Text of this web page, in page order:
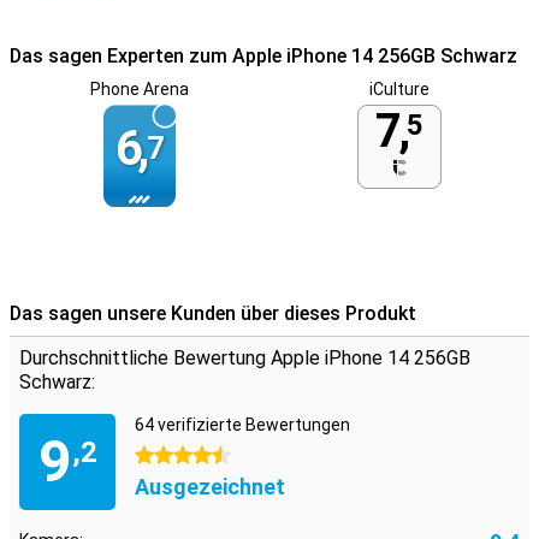
Das sagen Experten zum Apple iPhone 14 256GB Schwarz
Phone Arena
6,7
iCulture
7,5
Das sagen unsere Kunden über dieses Produkt
Durchschnittliche Bewertung Apple iPhone 14 256GB
Schwarz:
9,2
64 verifizierte Bewertungen
4.5 Sterne
Ausgezeichnet